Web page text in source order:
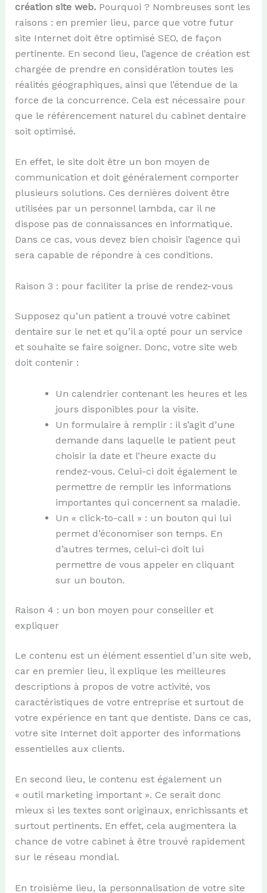
créationsite web. Pourquoi ? Nombreuses sont les
raisons : en premier lieu, parce que votre futur
site Internet doit être optimisé SEO, de façon
pertinente. En second lieu, l’agence de création est
chargée de prendre en considération toutes les
réalités géographiques, ainsi que l’étendue de la
force de la concurrence. Cela est nécessaire pour
que le référencement naturel du cabinet dentaire
soit optimisé.
En effet, le site doit être un bon moyen de
communication et doit généralement comporter
plusieurs solutions. Ces dernières doivent être
utilisées par un personnel lambda, car il ne
dispose pas de connaissances en informatique.
Dans ce cas, vous devez bien choisir l’agence qui
sera capable de répondre à ces conditions.
Raison 3 : pour faciliter la prise de rendez-vous
Supposez qu’un patient a trouvé votre cabinet
dentaire sur le net et qu’il a opté pour un service
et souhaite se faire soigner. Donc, votre site web
doit contenir :
Un calendrier contenant les heures et les
jours disponibles pour la visite.
Un formulaire à remplir : il s’agit d’une
demande dans laquelle le patient peut
choisir la date et l’heure exacte du
rendez-vous. Celui-ci doit également le
permettre de remplir les informations
importantes qui concernent sa maladie.
Un « click-to-call » : un bouton qui lui
permet d’économiser son temps. En
d’autres termes, celui-ci doit lui
permettre de vous appeler en cliquant
sur un bouton.
Raison 4 : un bon moyen pour conseiller et
expliquer
Le contenu est un élément essentiel d’un site web,
car en premier lieu, il explique les meilleures
descriptions à propos de votre activité, vos
caractéristiques de votre entreprise et surtout de
votre expérience en tant que dentiste. Dans ce cas,
votre site Internet doit apporter des informations
essentielles aux clients.
En second lieu, le contenu est également un
« outil marketing important ». Ce serait donc
mieux si les textes sont originaux, enrichissants et
surtout pertinents. En effet, cela augmentera la
chance de votre cabinet à être trouvé rapidement
sur le réseau mondial.
En troisième lieu, la personnalisation de votre site